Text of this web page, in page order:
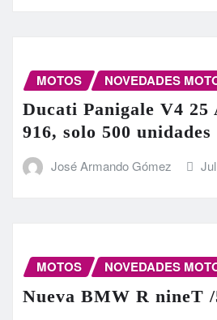
MOTOS NOVEDADES
Ducati Panigale V4
916, solo 500 unidades
José Armando Gómez
MOTOS NOVEDADES
Nueva BMW R nineT